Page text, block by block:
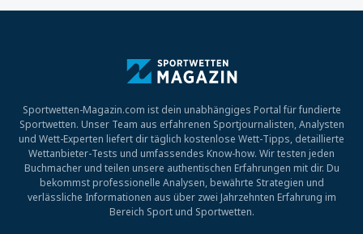
Sportwetten-Magazin.com ist dein unabhängiges Portal für fundierte
Sportwetten. Unser Team aus erfahrenen Sportjournalisten, Analysten
und Wett-Experten liefert dir täglich kostenlose Wett-Tipps, detaillierte
Wettanbieter-Tests und umfassendes Know-how. Wir testen jeden
Buchmacher und teilen unsere authentischen Erfahrungen mit dir. Du
bekommst professionelle Analysen, bewährte Strategien und
verlässliche Informationen aus über zwei Jahrzehnten Erfahrung im
Bereich Sport und Sportwetten.